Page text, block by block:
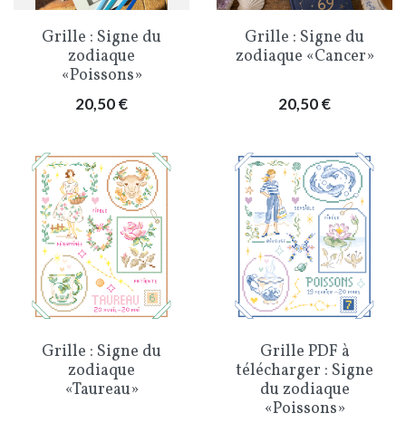
Grille : Signe du
zodiaque
«Poissons»
Prix
20,50 €
Grille : Signe du
zodiaque «Cancer»
Prix
20,50 €
Grille : Signe du
zodiaque
«Taureau»
Grille PDF à
télécharger : Signe
du zodiaque
«Poissons»